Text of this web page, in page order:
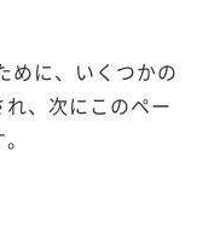
めに、いくつかの
、次にこのペー